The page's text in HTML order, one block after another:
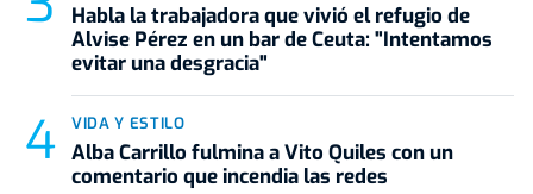
Habla la trabajadora que vivió el refugio de
Alvise Pérez en un bar de Ceuta: "Intentamos
evitar una desgracia"
VIDA Y ESTILO
Alba Carrillo fulmina a Vito Quiles con un
comentario que incendia las redes